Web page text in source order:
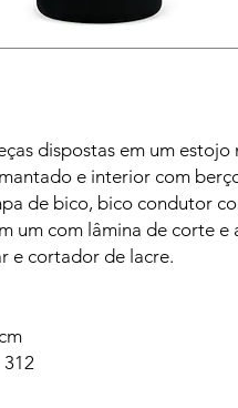
dispostas em um
e interior com
de bico, bico condutor
um com lâmina de corte e
e cortador de lacre.